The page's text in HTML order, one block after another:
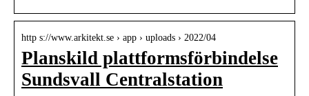
http s://www.arkitekt.se › app › uploads › 2022/04
Planskild plattformsförbindelse
Sundsvall Centralstation